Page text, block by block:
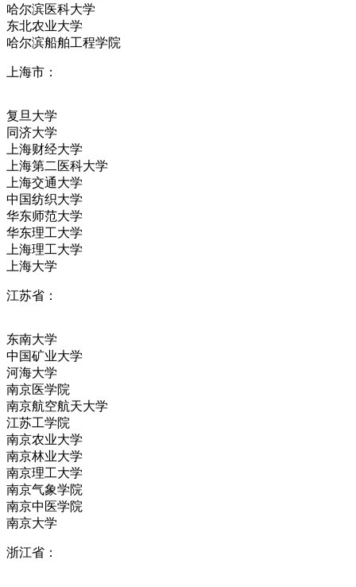
哈尔滨医科大学
东北农业大学
哈尔滨船舶工程学院
上海市：
复旦大学
同济大学
上海财经大学
上海第二医科大学
上海交通大学
中国纺织大学
华东师范大学
华东理工大学
上海理工大学
上海大学
江苏省：
东南大学
中国矿业大学
河海大学
南京医学院
南京航空航天大学
江苏工学院
南京农业大学
南京林业大学
南京理工大学
南京气象学院
南京中医学院
南京大学
浙江省：